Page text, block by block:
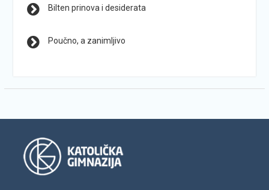
Bilten prinova i desiderata
Poučno, a zanimljivo